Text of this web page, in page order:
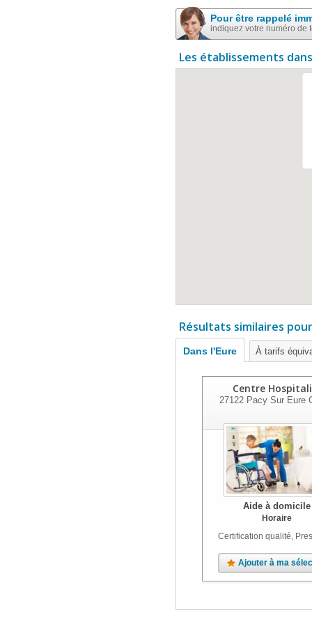
Pour être rappelé
indiquez votre numéro de
Les établissements
Résultats similaires
Dans l'Eure À tarifs
Centre
27122 Pacy Sur Eure
Aide à domicile
Horaire
Certification qualité,
Ajouter à ma